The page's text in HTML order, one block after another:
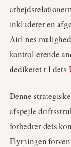
inkluderer en
Airlines
kontrollerende
dedikeret til dets
Denne
afspejle
forbedrer dets
Flytningen